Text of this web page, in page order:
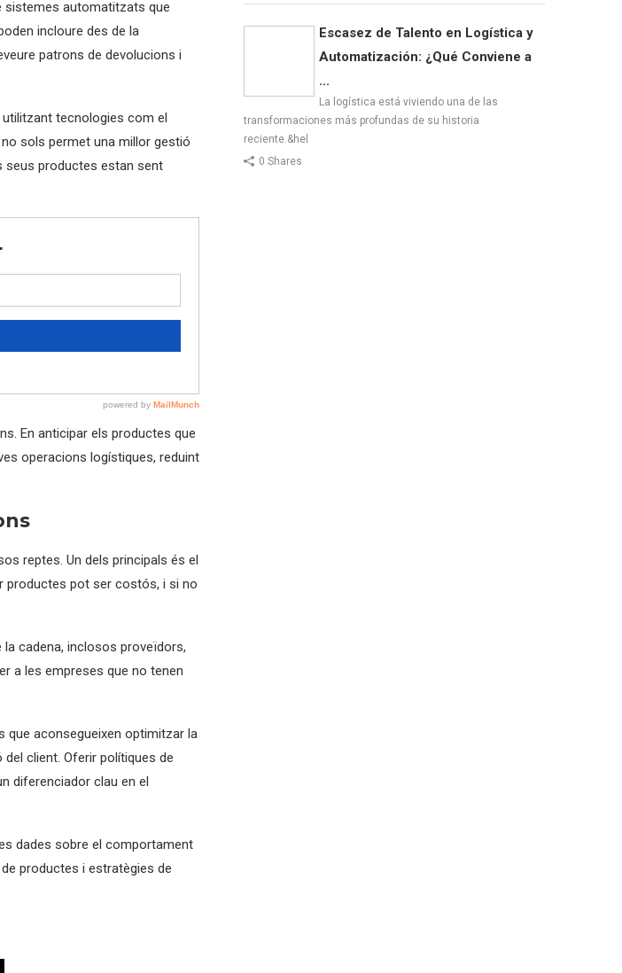
sistemes automatitzats que
incloure des de la
patrons de devolucions i
tecnologies com el
sols permet una millor gestió
seus productes estan sent
En anticipar els productes que
operacions logístiques, reduint
reptes. Un dels principals és el
productes pot ser costós, i si no
cadena, inclosos proveïdors,
a les empreses que no tenen
que aconsegueixen optimitzar la
client. Oferir polítiques de
diferenciador clau en el
dades sobre el comportament
productes i estratègies de
Escasez de Talento en Logística y
Automatización: ¿Qué Conviene a
...
La logística está viviendo una de las
transformaciones más profundas de su historia
reciente.&hel
0 Shares